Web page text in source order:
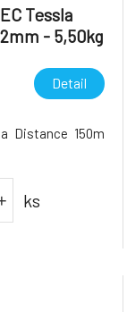
Tessla
- 5,50kg
Detail
Distance 150m
ks